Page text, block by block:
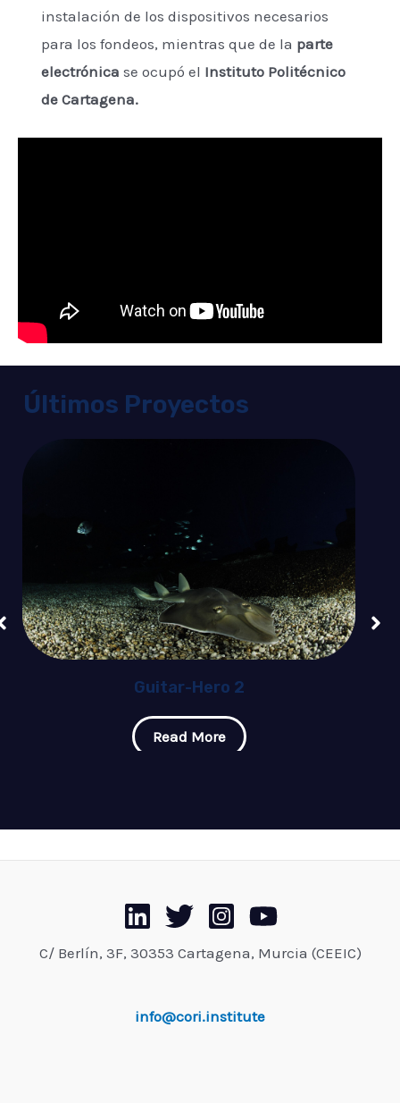
instalación de los dispositivos necesarios
para los fondeos, mientras que de la parte
electrónica se ocupó el Instituto Politécnico
de Cartagena.
Últimos Proyectos
Guitar-Hero 2
Read More
C/ Berlín, 3F, 30353 Cartagena, Murcia (CEEIC)
info@cori.institute